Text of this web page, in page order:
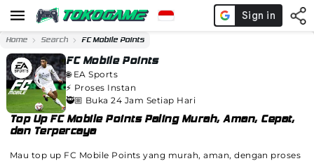
Home Search FC Mobile Points
FC Mobile Points
🌐 EA Sports
⚡️ Proses Instan
🥷🏼 Buka 24 Jam Setiap Hari
Top Up FC Mobile Points Paling Murah, Aman, Cepat,
dan Terpercaya
Mau top up FC Mobile Points yang murah, aman, dengan proses